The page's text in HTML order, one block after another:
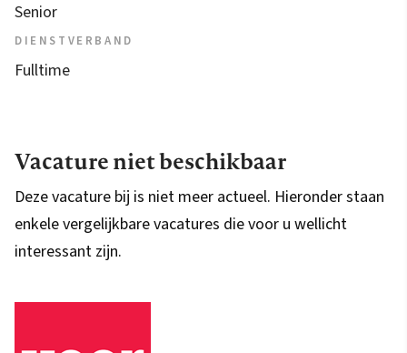
Senior
DIENSTVERBAND
Fulltime
Vacature niet beschikbaar
Deze vacature bij is niet meer actueel. Hieronder staan
enkele vergelijkbare vacatures die voor u wellicht
interessant zijn.